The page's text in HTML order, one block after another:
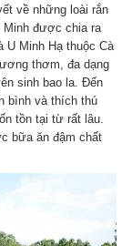
về những loài rắn
Minh được chia ra
U Minh Hạ thuộc Cà
thơm, đa dạng
sinh bao la. Đến
bình và thích thú
tồn tại từ rất lâu.
bữa ăn đậm chất